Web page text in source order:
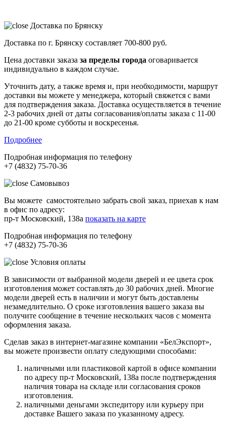
Доставка по Брянску
Доставка по г. Брянску составляет 700-800 руб.
Цена доставки заказа за пределы города оговаривается
индивидуально в каждом случае.
Уточнить дату, а также время и, при необходимости, маршрут
доставки вы можете у менеджера, который свяжется с вами
для подтверждения заказа. Доставка осуществляется в течение
2-3 рабочих дней от даты согласования/оплаты заказа с 11-00
до 21-00 кроме субботы и воскресенья.
Подробнее
Подробная информация по телефону
+7 (4832) 75-70-36
Самовывоз
Вы можете самостоятельно забрать свой заказ, приехав к нам
в офис по адресу:
пр-т Московский, 138а показать на карте
Подробная информация по телефону
+7 (4832) 75-70-36
Условия оплаты
В зависимости от выбранной модели дверей и ее цвета срок
изготовления может составлять до 30 рабочих дней. Многие
модели дверей есть в наличии и могут быть доставлены
незамедлительно. О сроке изготовления вашего заказа вы
получите сообщение в течение нескольких часов с момента
оформления заказа.
Сделав заказ в интернет-магазине компании «БелЭкспорт»,
вы можете произвести оплату следующими способами:
наличными или пластиковой картой в офисе компании
по адресу пр-т Московский, 138а после подтверждения
наличия товара на складе или согласования сроков
изготовления.
наличными деньгами экспедитору или курьеру при
доставке Вашего заказа по указанному адресу.